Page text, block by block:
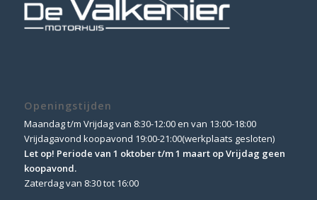
Openingstijden
Maandag t/m Vrijdag van 8:30-12:00 en van 13:00-18:00
Vrijdagavond koopavond 19:00-21:00(werkplaats gesloten)
Let op! Periode van 1 oktober t/m 1 maart op Vrijdag geen
koopavond.
Zaterdag van 8:30 tot 16:00